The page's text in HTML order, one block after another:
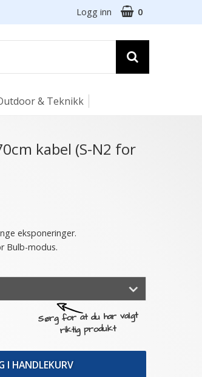
Logg inn 0
& Teknikk
kabel (S-N2 for
eksponeringer.
Bulb-modus.
Sørg for at du har valgt
riktig produkt
I HANDLEKURV